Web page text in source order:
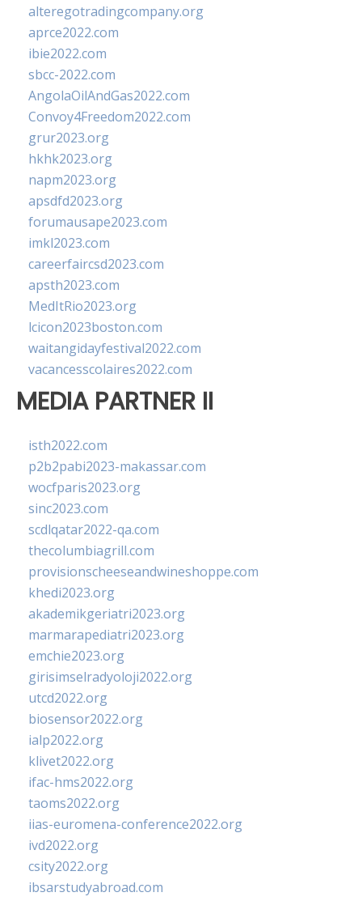
alteregotradingcompany.org
aprce2022.com
ibie2022.com
sbcc-2022.com
AngolaOilAndGas2022.com
Convoy4Freedom2022.com
grur2023.org
hkhk2023.org
napm2023.org
apsdfd2023.org
forumausape2023.com
imkl2023.com
careerfaircsd2023.com
apsth2023.com
MedItRio2023.org
lcicon2023boston.com
waitangidayfestival2022.com
vacancesscolaires2022.com
MEDIA PARTNER II
isth2022.com
p2b2pabi2023-makassar.com
wocfparis2023.org
sinc2023.com
scdlqatar2022-qa.com
thecolumbiagrill.com
provisionscheeseandwineshoppe.com
khedi2023.org
akademikgeriatri2023.org
marmarapediatri2023.org
emchie2023.org
girisimselradyoloji2022.org
utcd2022.org
biosensor2022.org
ialp2022.org
klivet2022.org
ifac-hms2022.org
taoms2022.org
iias-euromena-conference2022.org
ivd2022.org
csity2022.org
ibsarstudyabroad.com